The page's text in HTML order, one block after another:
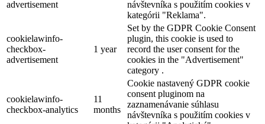
advertisement
návštevníka s použitím cookies v
kategórii "Reklama".
cookielawinfo-
checkbox-
advertisement
1 year
Set by the GDPR Cookie Consent
plugin, this cookie is used to
record the user consent for the
cookies in the "Advertisement"
category .
cookielawinfo-
checkbox-analytics
11
months
Cookie nastavený GDPR cookie
consent pluginom na
zaznamenávanie súhlasu
návštevníka s použitím cookies v